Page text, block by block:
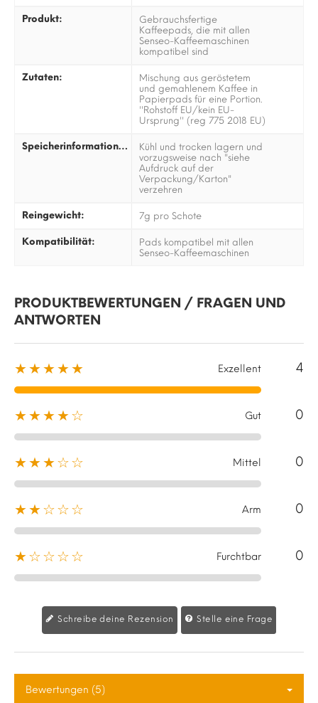
Produkt:
Gebrauchsfertige
Kaffeepads, die mit allen
Senseo-Kaffeemaschinen
kompatibel sind
Zutaten:
Mischung aus geröstetem
und gemahlenem Kaffee in
Papierpads für eine Portion.
''Rohstoff EU/kein EU-
Ursprung'' (reg 775 2018 EU)
Speicherinformationen:
Kühl und trocken lagern und
vorzugsweise nach "siehe
Aufdruck auf der
Verpackung/Karton"
verzehren
Reingewicht: 7g pro Schote
Kompatibilität:
Pads kompatibel mit allen
Senseo-Kaffeemaschinen
PRODUKTBEWERTUNGEN / FRAGEN UND
ANTWORTEN
★★★★★ Exzellent 4
★★★★☆ Gut 0
★★★☆☆ Mittel 0
★★☆☆☆ Arm 0
★☆☆☆☆ Furchtbar 0
Schreibe deine Rezension Stelle eine Frage
Bewertungen (5)